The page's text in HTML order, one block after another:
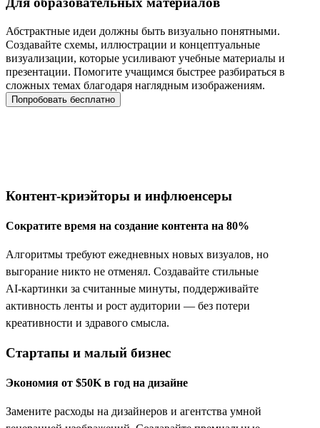
Абстрактные идеи должны быть визуально понятными.
Создавайте схемы, иллюстрации и концептуальные
визуализации, которые усиливают учебные материалы и
презентации. Помогите учащимся быстрее разбираться в
сложных темах благодаря наглядным изображениям.
Попробовать бесплатно
Контент‑криэйторы и инфлюенсеры
Сократите время на создание контента на 80%
Алгоритмы требуют ежедневных новых визуалов, но
выгорание никто не отменял. Создавайте стильные
AI‑картинки за считанные минуты, поддерживайте
активность ленты и рост аудитории — без потери
креативности и здравого смысла.
Стартапы и малый бизнес
Экономия от $50K в год на дизайне
Замените расходы на дизайнеров и агентства умной